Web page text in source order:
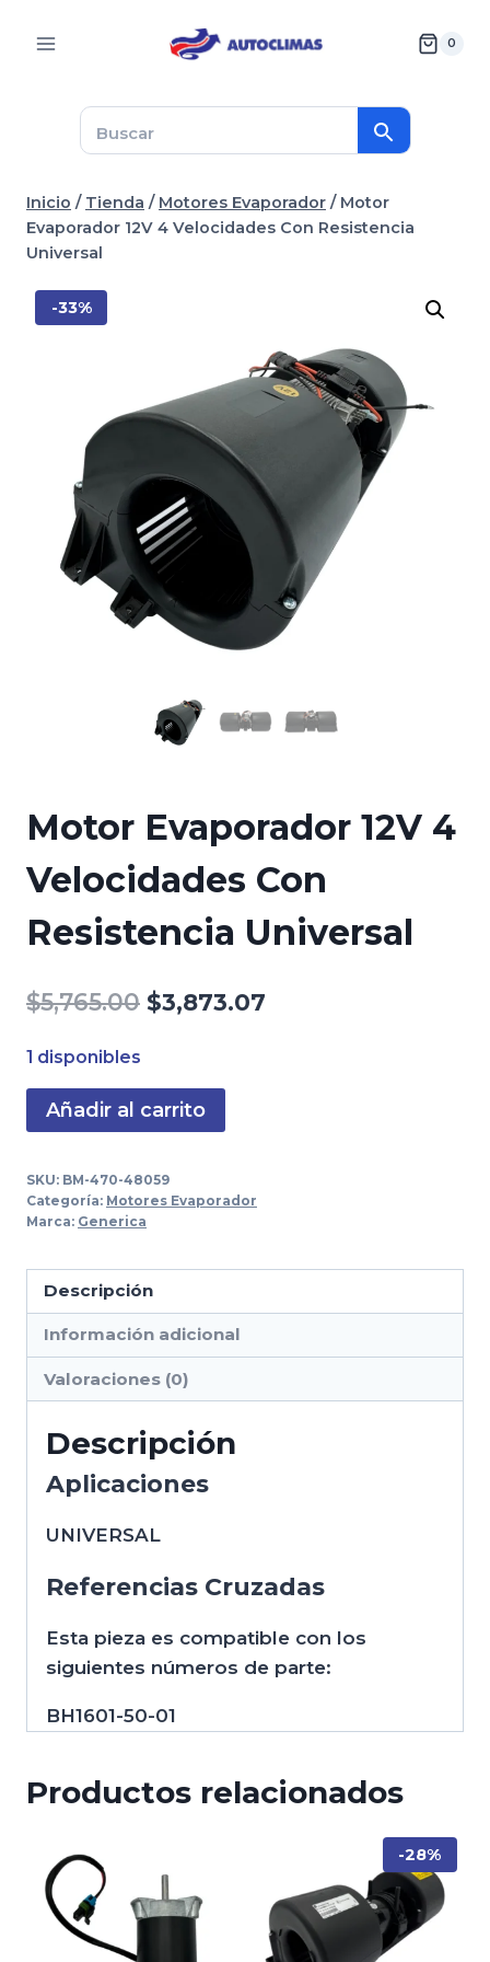
0
Inicio / Tienda / Motores Evaporador / Motor
Evaporador 12V 4 Velocidades Con Resistencia
Universal
-33%
Motor Evaporador 12V 4
Velocidades Con
Resistencia Universal
$5,765.00 El
era:
$3,873.07
1 disponibles
Motor
Evaporador
4
Velocidades
Resistencia
Universal
cantidad
Añadir al carrito
SKU: BM-470-48059
Categoría: Motores Evaporador
Marca: Generica
Descripción
Información adicional
Valoraciones (0)
Descripción
Aplicaciones
UNIVERSAL
Referencias Cruzadas
Esta pieza es compatible con los
siguientes números de parte:
BH1601-50-01
Productos relacionados
-28%